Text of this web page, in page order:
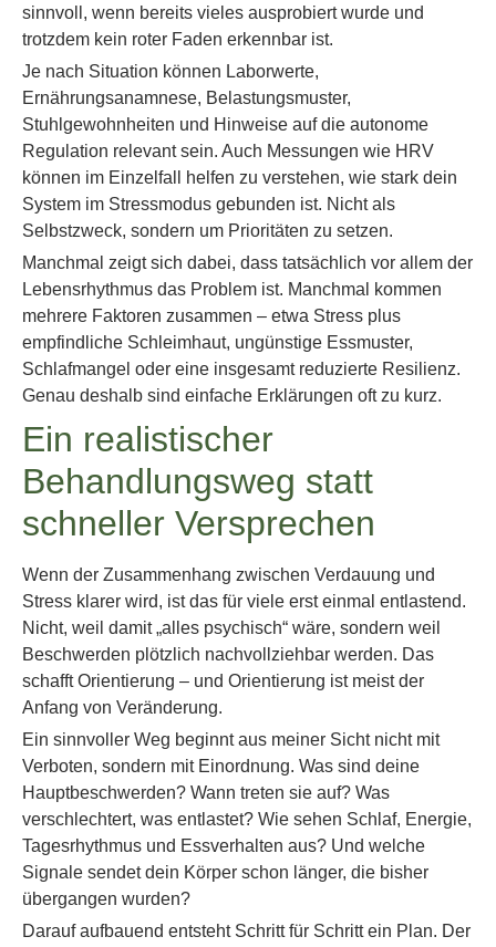
sinnvoll, wenn bereits vieles ausprobiert wurde und
trotzdem kein roter Faden erkennbar ist.
Je nach Situation können Laborwerte,
Ernährungsanamnese, Belastungsmuster,
Stuhlgewohnheiten und Hinweise auf die autonome
Regulation relevant sein. Auch Messungen wie HRV
können im Einzelfall helfen zu verstehen, wie stark dein
System im Stressmodus gebunden ist. Nicht als
Selbstzweck, sondern um Prioritäten zu setzen.
Manchmal zeigt sich dabei, dass tatsächlich vor allem der
Lebensrhythmus das Problem ist. Manchmal kommen
mehrere Faktoren zusammen – etwa Stress plus
empfindliche Schleimhaut, ungünstige Essmuster,
Schlafmangel oder eine insgesamt reduzierte Resilienz.
Genau deshalb sind einfache Erklärungen oft zu kurz.
Ein realistischer
Behandlungsweg statt
schneller Versprechen
Wenn der Zusammenhang zwischen Verdauung und
Stress klarer wird, ist das für viele erst einmal entlastend.
Nicht, weil damit „alles psychisch“ wäre, sondern weil
Beschwerden plötzlich nachvollziehbar werden. Das
schafft Orientierung – und Orientierung ist meist der
Anfang von Veränderung.
Ein sinnvoller Weg beginnt aus meiner Sicht nicht mit
Verboten, sondern mit Einordnung. Was sind deine
Hauptbeschwerden? Wann treten sie auf? Was
verschlechtert, was entlastet? Wie sehen Schlaf, Energie,
Tagesrhythmus und Essverhalten aus? Und welche
Signale sendet dein Körper schon länger, die bisher
übergangen wurden?
Darauf aufbauend entsteht Schritt für Schritt ein Plan. Der